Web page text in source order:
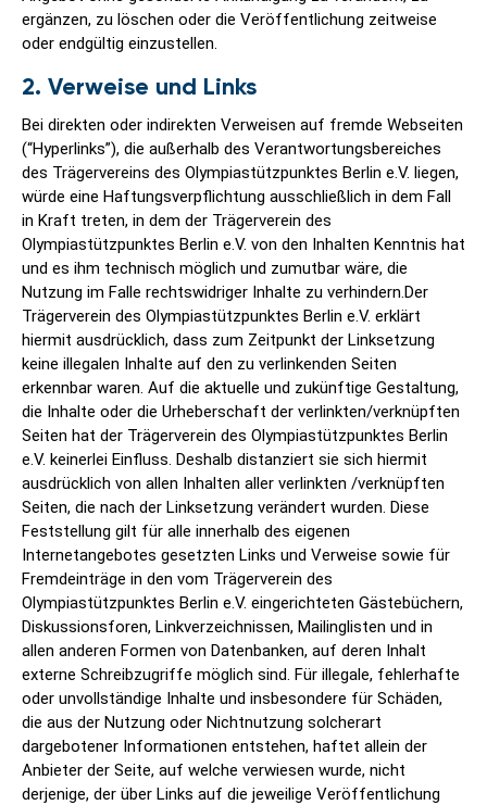
ergänzen, zu löschen oder die Veröffentlichung zeitweise
oder endgültig einzustellen.
2. Verweise und Links
Bei direkten oder indirekten Verweisen auf fremde Webseiten
(“Hyperlinks”), die außerhalb des Verantwortungsbereiches
des Trägervereins des Olympiastützpunktes Berlin e.V. liegen,
würde eine Haftungsverpflichtung ausschließlich in dem Fall
in Kraft treten, in dem der Trägerverein des
Olympiastützpunktes Berlin e.V. von den Inhalten Kenntnis hat
und es ihm technisch möglich und zumutbar wäre, die
Nutzung im Falle rechtswidriger Inhalte zu verhindern.Der
Trägerverein des Olympiastützpunktes Berlin e.V. erklärt
hiermit ausdrücklich, dass zum Zeitpunkt der Linksetzung
keine illegalen Inhalte auf den zu verlinkenden Seiten
erkennbar waren. Auf die aktuelle und zukünftige Gestaltung,
die Inhalte oder die Urheberschaft der verlinkten/verknüpften
Seiten hat der Trägerverein des Olympiastützpunktes Berlin
e.V. keinerlei Einfluss. Deshalb distanziert sie sich hiermit
ausdrücklich von allen Inhalten aller verlinkten /verknüpften
Seiten, die nach der Linksetzung verändert wurden. Diese
Feststellung gilt für alle innerhalb des eigenen
Internetangebotes gesetzten Links und Verweise sowie für
Fremdeinträge in den vom Trägerverein des
Olympiastützpunktes Berlin e.V. eingerichteten Gästebüchern,
Diskussionsforen, Linkverzeichnissen, Mailinglisten und in
allen anderen Formen von Datenbanken, auf deren Inhalt
externe Schreibzugriffe möglich sind. Für illegale, fehlerhafte
oder unvollständige Inhalte und insbesondere für Schäden,
die aus der Nutzung oder Nichtnutzung solcherart
dargebotener Informationen entstehen, haftet allein der
Anbieter der Seite, auf welche verwiesen wurde, nicht
derjenige, der über Links auf die jeweilige Veröffentlichung